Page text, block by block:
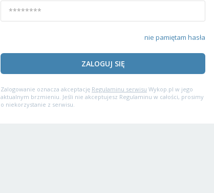
nie pamiętam hasła
ZALOGUJ SIĘ
Zalogowanie oznacza akceptację Regulaminu serwisu Wykop.pl w jego
aktualnym brzmieniu. Jeśli nie akceptujesz Regulaminu w całości, prosimy
o niekorzystanie z serwisu.